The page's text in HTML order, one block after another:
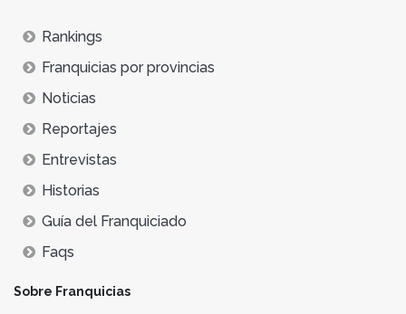
Rankings
Franquicias por provincias
Noticias
Reportajes
Entrevistas
Historias
Guía del Franquiciado
Faqs
Sobre Franquicias